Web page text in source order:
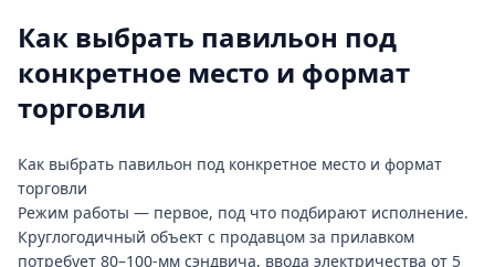
застройщика, медпункт. Перепланируется под нового
арендатора без серьёзных переделок.
Сезонный павильон без утепления — профлист по каркасу,
ёлочные базары, фестивальные площадки. Зимой объект
Многосекционный торговый ряд — линия из 6–10 модулей
под общей кровлей. Себестоимость одного модуля в линии
на 20–25% ниже, чем у отдельно стоящего киоска: один
фундамент, общий водосток, единая электрическая
Как выбрать павильон под
конкретное место и формат
торговли
Как выбрать павильон под конкретное место и формат
торговли
Режим работы — первое, под что подбирают исполнение.
Круглогодичный объект с продавцом за прилавком
потребует 80–100-мм сэндвича, ввода электричества от 5